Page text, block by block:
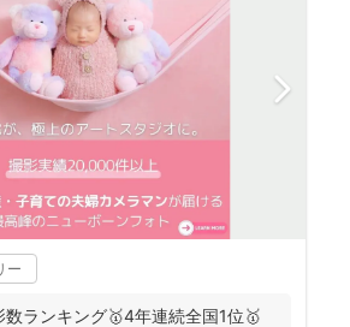
ー
ランキング🥇4年連続全国1位🥇